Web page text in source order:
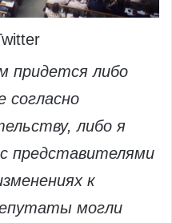
придется либо
согласно
либо я
представителями
к
могли